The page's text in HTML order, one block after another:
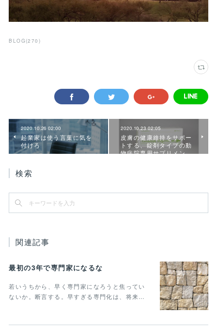
BLOG (270 )
2020.10.26 02:00
起業家は使う言葉に気を
付けろ
2020.10.23 02:05
皮膚の健康維持をサポー
トする、錠剤タイプの動
物病院専用サプリメン…
検索
関連記事
最初の3年で専門家になるな
若いうちから、早く専門家になろうと焦ってい
ないか。断言する。早すぎる専門化は、将来…